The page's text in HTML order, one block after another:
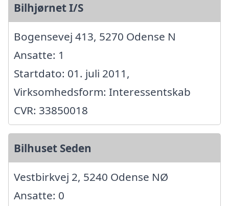
Bilhjørnet I/S
Bogensevej 413, 5270 Odense N
Ansatte: 1
Startdato: 01. juli 2011,
Virksomhedsform: Interessentskab
CVR: 33850018
Bilhuset Seden
Vestbirkvej 2, 5240 Odense NØ
Ansatte: 0